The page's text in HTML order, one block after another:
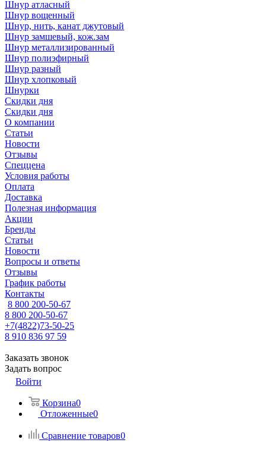
Шнур атласный
Шнур вощенный
Шнур, нить, канат джутовый
Шнур замшевый, кож.зам
Шнур металлизированный
Шнур полиэфирный
Шнур разный
Шнур хлопковый
Шнурки
Скидки дня
Скидки дня
О компании
Статьи
Новости
Отзывы
Спеццена
Условия работы
Оплата
Доставка
Полезная информация
Акции
Бренды
Статьи
Новости
Вопросы и ответы
Отзывы
График работы
Контакты
8 800 200-50-67
8 800 200-50-67
+7(4822)73-50-25
8 910 836 97 59
Заказать звонок
Задать вопрос
Войти
Корзина0
Отложенные0
Сравнение товаров0